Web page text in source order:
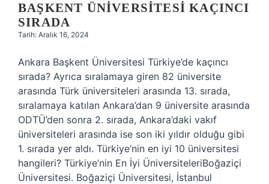
BAŞKENT ÜNIVERSITESI KAÇINCI
SIRADA
Tarih: Aralık 16, 2024
Ankara Başkent Üniversitesi Türkiye’de kaçıncı
sırada? Ayrıca sıralamaya giren 82 üniversite
arasında Türk üniversiteleri arasında 13. sırada,
sıralamaya katılan Ankara’dan 9 üniversite arasında
ODTÜ’den sonra 2. sırada, Ankara’daki vakıf
üniversiteleri arasında ise son iki yıldır olduğu gibi
1. sırada yer aldı. Türkiye’nin en iyi 10 üniversitesi
hangileri? Türkiye’nin En İyi ÜniversiteleriBoğaziçi
Üniversitesi. Boğaziçi Üniversitesi, İstanbul